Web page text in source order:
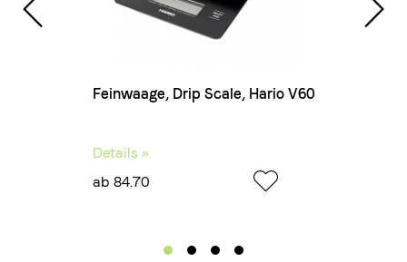
Feinwaage, Drip Scale, Hario V60
Details »
ab 84.70